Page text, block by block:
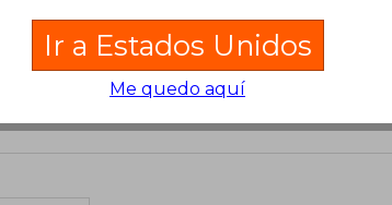
tu propia evaluación
Ir a Estados Unidos
Me quedo aquí